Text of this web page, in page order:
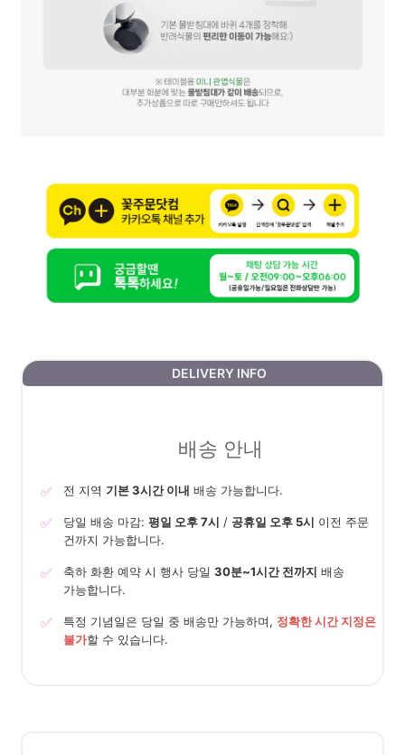
DELIVERY INFO
배송 안내
✅ 전 지역 기본 3시간 이내 배송 가능합니다.
✅ 당일 배송 마감: 평일 오후 7시 / 공휴일 오후 5시 이전 주문
건까지 가능합니다.
✅ 축하 화환 예약 시 행사 당일 30분~1시간 전까지 배송
가능합니다.
✅ 특정 기념일은 당일 중 배송만 가능하며, 정확한 시간 지정은
불가할 수 있습니다.